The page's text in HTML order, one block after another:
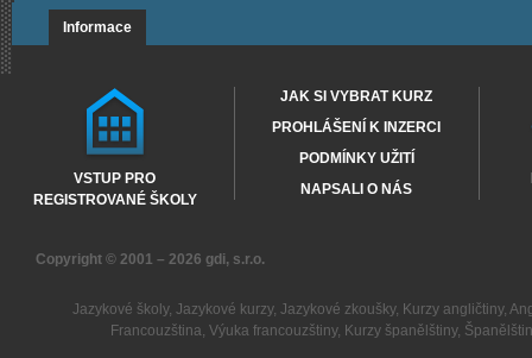
Informace
VSTUP PRO
REGISTROVANÉ ŠKOLY
JAK SI VYBRAT KURZ
PROHLÁŠENÍ K INZERCI
PODMÍNKY UŽITÍ
NAPSALI O NÁS
Copyright © 2001 – 2026 gdi, s.r.o.
Jazykové školy, Jazykové kurzy, Jazykové zkoušky, Kurzy angličtiny,
Francouzština,Výuka francouzštiny, Kurzy španělštiny,